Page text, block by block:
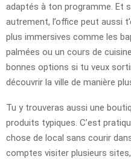
adaptés à ton programme. Et
autrement, l’office peut aussi
plus immersives comme les
palmées ou un cours de
bonnes options si tu veux
découvrir la ville de manière
Tu y trouveras aussi une
produits typiques. C’est
chose de local sans courir
comptes visiter plusieurs